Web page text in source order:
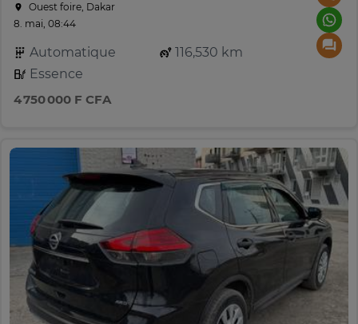
Ouest foire, Dakar
8. mai, 08:44
Automatique
116,530 km
Essence
4 750 000 F CFA